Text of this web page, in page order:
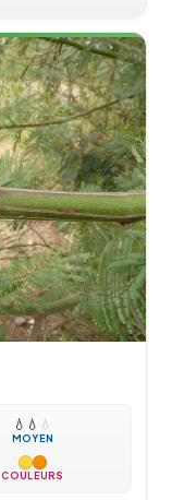
💧 💧 💧
MOYEN
COULEURS